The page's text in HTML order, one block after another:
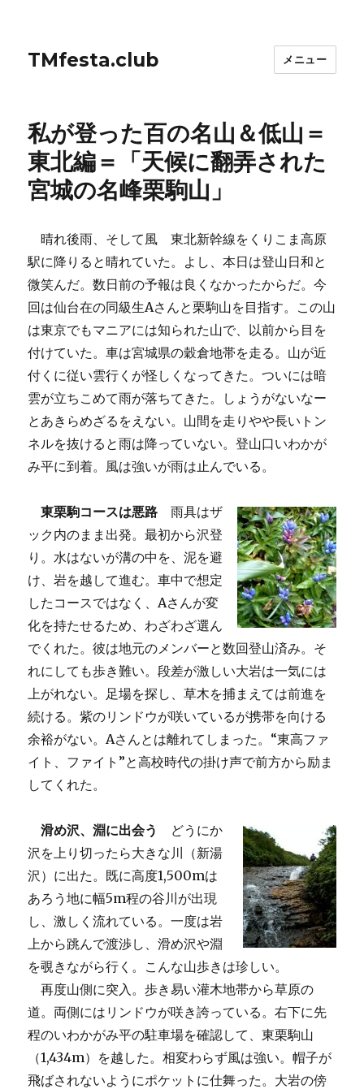
TMfesta.club メニュー
私が登った百の名山＆低山＝
東北編＝「天候に翻弄された
宮城の名峰栗駒山」
晴れ後雨、そして風 東北新幹線をくりこま高原
駅に降りると晴れていた。よし、本日は登山日和と
微笑んだ。数日前の予報は良くなかったからだ。今
回は仙台在の同級生Aさんと栗駒山を目指す。この山
は東京でもマニアには知られた山で、以前から目を
付けていた。車は宮城県の穀倉地帯を走る。山が近
付くに従い雲行くが怪しくなってきた。ついには暗
雲が立ちこめて雨が落ちてきた。しょうがないなー
とあきらめざるをえない。山間を走りやや長いトン
ネルを抜けると雨は降っていない。登山口いわかが
み平に到着。風は強いが雨は止んでいる。
東栗駒コースは悪路 雨具はザ
ック内のまま出発。最初から沢登
り。水はないが溝の中を、泥を避
け、岩を越して進む。車中で想定
したコースではなく、Aさんが変
化を持たせるため、わざわざ選ん
でくれた。彼は地元のメンバーと数回登山済み。そ
れにしても歩き難い。段差が激しい大岩は一気には
上がれない。足場を探し、草木を捕まえては前進を
続ける。紫のリンドウが咲いているが携帯を向ける
余裕がない。Aさんとは離れてしまった。“東高ファ
イト、ファイト”と高校時代の掛け声で前方から励ま
してくれた。
滑め沢、淵に出会う
どうにか
沢を上り切ったら大きな川（新湯
沢）に出た。既に高度1,500mは
あろう地に幅5m程の谷川が出現
し、激しく流れている。一度は岩
上から跳んで渡渉し、滑め沢や淵
を覗きながら行く。こんな山歩きは珍しい。
再度山側に突入。歩き易い灌木地帯から草原の
道。両側にはリンドウが咲き誇っている。右下に先
程のいわかがみ平の駐車場を確認して、東栗駒山
（1,434m）を越した。相変わらず風は強い。帽子が
飛ばされないようにポケットに仕舞った。大岩の傍